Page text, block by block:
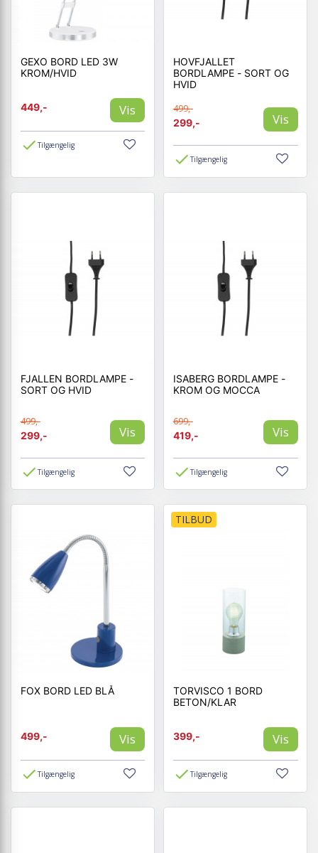
GEXO BORD LED 3W
KROM/HVID
449,- Vis
Tilgængelig
HOVFJALLET
BORDLAMPE - SORT OG
HVID
499,-
299,-
Vis
Tilgængelig
FJALLEN BORDLAMPE -
SORT OG HVID
499,-
299,-
Vis
Tilgængelig
ISABERG BORDLAMPE -
KROM OG MOCCA
699,-
419,-
Vis
Tilgængelig
FOX BORD LED BLÅ
499,- Vis
Tilgængelig
TILBUD
TORVISCO 1 BORD
BETON/KLAR
399,- Vis
Tilgængelig